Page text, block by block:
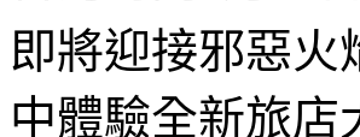
即將迎接邪惡火
中體驗全新旅店